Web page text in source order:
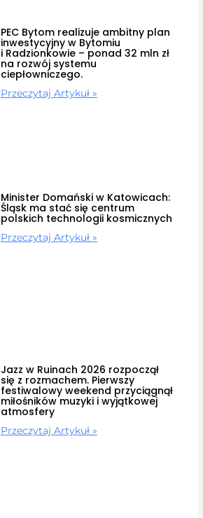
PEC Bytom realizuje ambitny plan
inwestycyjny w Bytomiu
i Radzionkowie – ponad 32 mln zł
na rozwój systemu
ciepłowniczego.
Przeczytaj Artykuł »
Minister Domański w Katowicach:
Śląsk ma stać się centrum
polskich technologii kosmicznych
Przeczytaj Artykuł »
Jazz w Ruinach 2026 rozpoczął
się z rozmachem. Pierwszy
festiwalowy weekend przyciągnął
miłośników muzyki i wyjątkowej
atmosfery
Przeczytaj Artykuł »